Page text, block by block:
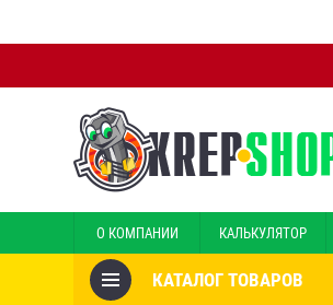
О КОМПАНИИ КАЛЬКУЛЯТОР
КАТАЛОГ ТОВАРОВ